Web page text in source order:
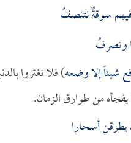
سوقةٌ نتنصفُ
وتصرفُ
شيئاً إلا وضعه) فلا تغتروا
من طوارق الزمان.
يطرقن أسحارا